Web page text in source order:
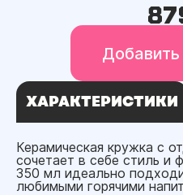
Добавить
ХАРАКТЕРИСТИКИ
Керамическая кружка с
сочетает в себе стиль и
350 мл идеально
любимыми горячими